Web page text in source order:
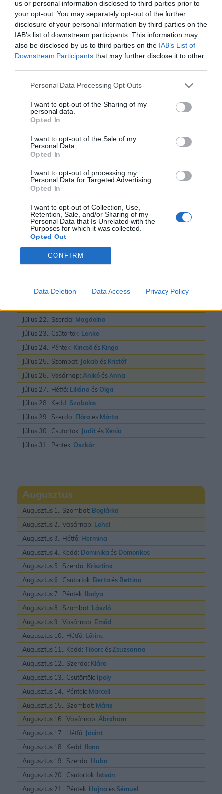
us or personal information disclosed to third parties prior to
your opt-out. You may separately opt-out of the further
disclosure of your personal information by third parties on the
IAB’s list of downstream participants. This information may
also be disclosed by us to third parties on the IAB’s List of
Downstream Participants that may further disclose it to other
Personal Data Processing Opt Outs
I want to opt-out of the Sharing of my
personal data.
Opted In
I want to opt-out of the Sale of my
Personal Data.
Opted In
I want to opt-out of processing my
Personal Data for Targeted Advertising.
Opted In
I want to opt-out of Collection, Use,
Retention, Sale, and/or Sharing of my
Personal Data that Is Unrelated with the
Purposes for which it was collected.
Opted Out
CONFIRM
Data Deletion Data Access Privacy Policy
Július
Július 1., Szerda: AnnamáriaésTihamér
Július 2., Csütörtök:
Július 3., Péntek:KornélésSoma
Július 4., Szombat:Ulrik
Július 5., Vasárnap:EmeseésSarolta
Július 7., Kedd:Apollónia
Július 8., Szerda:
Július 9., Csütörtök:Lukrécia
Július 10., Péntek:
Július 12., Vasárnap:DalmaésIzabella
Július 13., Hétfő:
Július 14., Kedd:Orsés Stella
Július 15., Szerda: HenrikésRoland
Július 16., Csütörtök:
Július 17., Péntek:ElekésEndre
Július 18., Szombat:Frigyes
Július 20., Hétfő:Illés
Július 22., Szerda: Magdolna
Július 23., Csütörtök: Lenke
Július 24., Péntek: Kincsõ és Kinga
Július 25., Szombat: Jakab és Kristóf
Július 26., Vasárnap: Anikó ésAnna
Július 27., Hétfő: Liliána és Olga
Július 28., Kedd: Szabolcs
Július 29., Szerda: Flóra és Márta
Július 30., Csütörtök: Judit ésXénia
Július 31., Péntek: Oszkár
Augusztus
Augusztus 1., Szombat: Boglárka
Augusztus 2., Vasárnap: Lehel
Augusztus 3., Hétfő: Hermina
Augusztus 4., Kedd: Dominika és Domonkos
Augusztus 5., Szerda: Krisztina
Augusztus 6., Csütörtök: Berta és Bettina
Augusztus 7., Péntek: Ibolya
Augusztus 8., Szombat: László
Augusztus 9., Vasárnap: Emõd
Augusztus 10., Hétfő: Lõrinc
Augusztus 11., Kedd: Tiborc ésZsuzsanna
Augusztus 12., Szerda: Klára
Augusztus 13., Csütörtök: Ipoly
Augusztus 14., Péntek: Marcell
Augusztus 15., Szombat: Mária
Augusztus 16., Vasárnap: Ábrahám
Augusztus 17., Hétfő: Jácint
Augusztus 18., Kedd: Ilona
Augusztus 19., Szerda: Huba
Augusztus 20., Csütörtök: István
Augusztus 21., Péntek: Hajna és Sémuel